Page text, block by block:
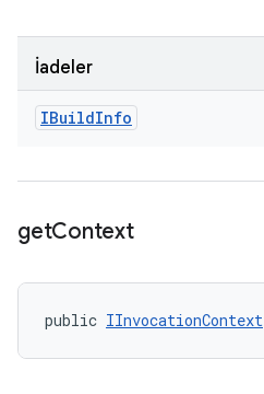
İadeler
IBuildInfo
getContext
public IInvocationContext